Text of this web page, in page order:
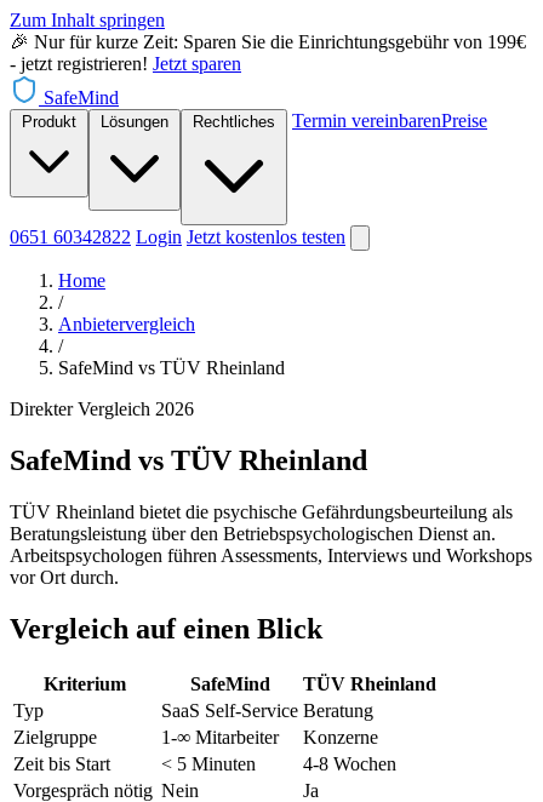
Zum Inhalt springen
🎉 Nur für kurze Zeit: Sparen Sie die Einrichtungsgebühr von 199€
- jetzt registrieren! Jetzt sparen
SafeMind
Termin vereinbarenPreise
0651 60342822 Login Jetzt kostenlos testen
Home
/
Anbietervergleich
/
SafeMind vs TÜV Rheinland
Direkter Vergleich 2026
SafeMind vs TÜV Rheinland
TÜV Rheinland bietet die psychische Gefährdungsbeurteilung als
Beratungsleistung über den Betriebspsychologischen Dienst an.
Arbeitspsychologen führen Assessments, Interviews und Workshops
vor Ort durch.
Vergleich auf einen Blick
Kriterium SafeMind
TÜV Rheinland
Typ
SaaS Self-Service Beratung
Zielgruppe
1-∞ Mitarbeiter
Konzerne
Zeit bis Start
< 5 Minuten
4-8 Wochen
Vorgespräch nötig Nein
Ja